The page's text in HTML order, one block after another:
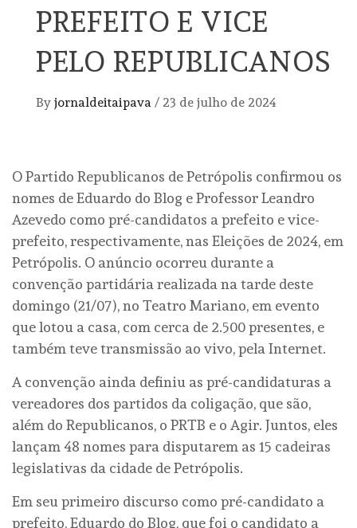
PREFEITO E VICE
PELO REPUBLICANOS
By jornaldeitaipava / 23 de julho de 2024
O Partido Republicanos de Petrópolis confirmou os
nomes de Eduardo do Blog e Professor Leandro
Azevedo como pré-candidatos a prefeito e vice-
prefeito, respectivamente, nas Eleições de 2024, em
Petrópolis. O anúncio ocorreu durante a
convenção partidária realizada na tarde deste
domingo (21/07), no Teatro Mariano, em evento
que lotou a casa, com cerca de 2.500 presentes, e
também teve transmissão ao vivo, pela Internet.
A convenção ainda definiu as pré-candidaturas a
vereadores dos partidos da coligação, que são,
além do Republicanos, o PRTB e o Agir. Juntos, eles
lançam 48 nomes para disputarem as 15 cadeiras
legislativas da cidade de Petrópolis.
Em seu primeiro discurso como pré-candidato a
prefeito, Eduardo do Blog, que foi o candidato a